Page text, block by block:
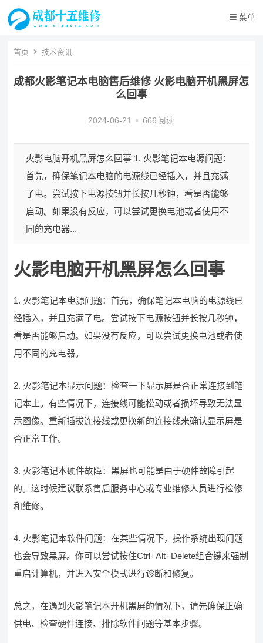
菜单
首页 技术资讯
成都火影笔记本电脑售后维修 火影电脑开机黑屏怎
么回事
2024-06-21 • 666 阅读
火影电脑开机黑屏怎么回事 1. 火影笔记本电源问题：
首先，确保笔记本电脑的电源线已经插入，并且充满
了电。尝试按下电源按钮并长按几秒钟，看是否能够
启动。如果没有反应，可以尝试更换电池或者使用不
同的充电器...
火影电脑开机黑屏怎么回事
1. 火影笔记本电源问题：首先，确保笔记本电脑的电源线已
经插入，并且充满了电。尝试按下电源按钮并长按几秒钟，
看是否能够启动。如果没有反应，可以尝试更换电池或者使
用不同的充电器。
2. 火影笔记本显示问题：检查一下显示屏是否正常连接到笔
记本上。有些情况下，连接线可能松动或者损坏导致无法显
示图像。重新插拔连接线或更换新的连接线来确认显示屏是
否正常工作。
3. 火影笔记本硬件故障：黑屏也可能是由于硬件故障引起
的。这时候建议联系售后服务中心或专业维修人员进行检修
和维修。
4. 火影笔记本软件问题：在某些情况下，操作系统出现问题
也会导致黑屏。你可以尝试按住Ctrl+Alt+Delete组合键来强制
重启计算机，并进入安全模式进行诊断和修复。
总之，在遇到火影笔记本开机黑屏的情况下，请先确保正确
供电、检查硬件连接、排除软件问题等基本步骤。